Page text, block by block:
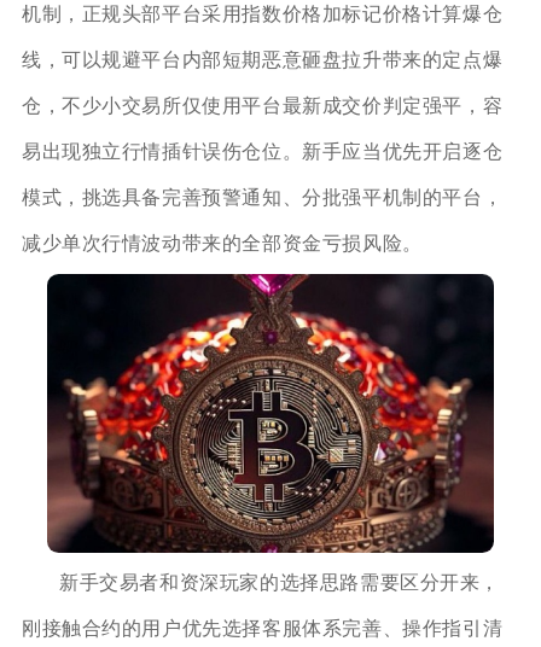
机制，正规头部平台采用指数价格加标记价格计算爆仓
线，可以规避平台内部短期恶意砸盘拉升带来的定点爆
仓，不少小交易所仅使用平台最新成交价判定强平，容
易出现独立行情插针误伤仓位。新手应当优先开启逐仓
模式，挑选具备完善预警通知、分批强平机制的平台，
减少单次行情波动带来的全部资金亏损风险。
新手交易者和资深玩家的选择思路需要区分开来，
刚接触合约的用户优先选择客服体系完善、操作指引清